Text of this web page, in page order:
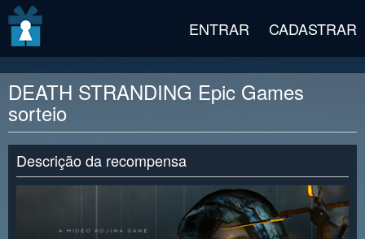
ENTRAR CADASTRAR
DEATH STRANDING Epic Games
sorteio
Descrição da recompensa